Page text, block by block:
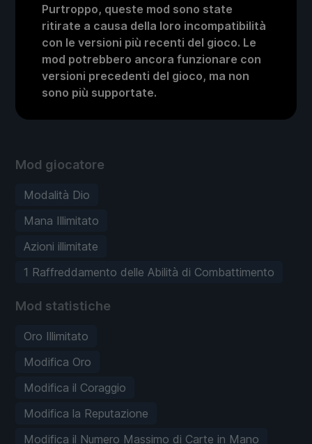
Purtroppo, queste mod sono state
ritirate a causa della loro incompatibilità
con le versioni più recenti del gioco. Le
mod potrebbero ancora funzionare con
versioni precedenti del gioco, ma non
sono più supportate.
Mod giocatore
Modalità Dio
Mana Illimitato
Azioni illimitate
1 Raffreddamento delle Abilità di Combattimento
Mod statistiche
Oro Illimitato
Modifica Oro
Modifica il Coraggio
Modifica la Reputazione
Modifica il Numero Massimo di Carte in Mano